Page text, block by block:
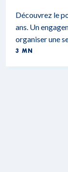
Découvrez le
ans. Un
organiser une
3 MN